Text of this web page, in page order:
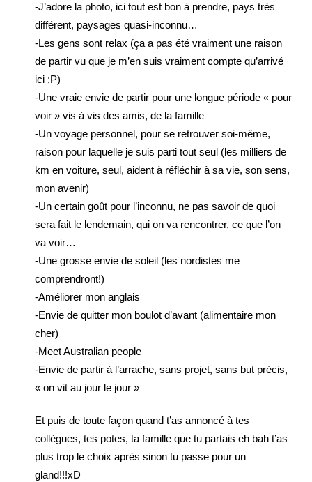
-J’adore la photo, ici tout est bon à prendre, pays très
différent, paysages quasi-inconnu…
-Les gens sont relax (ça a pas été vraiment une raison
de partir vu que je m’en suis vraiment compte qu’arrivé
ici ;P)
-Une vraie envie de partir pour une longue période « pour
voir » vis à vis des amis, de la famille
-Un voyage personnel, pour se retrouver soi-même,
raison pour laquelle je suis parti tout seul (les milliers de
km en voiture, seul, aident à réfléchir à sa vie, son sens,
mon avenir)
-Un certain goût pour l’inconnu, ne pas savoir de quoi
sera fait le lendemain, qui on va rencontrer, ce que l’on
va voir…
-Une grosse envie de soleil (les nordistes me
comprendront!)
-Améliorer mon anglais
-Envie de quitter mon boulot d’avant (alimentaire mon
cher)
-Meet Australian people
-Envie de partir à l’arrache, sans projet, sans but précis,
« on vit au jour le jour »
Et puis de toute façon quand t’as annoncé à tes
collègues, tes potes, ta famille que tu partais eh bah t’as
plus trop le choix après sinon tu passe pour un
gland!!!xD